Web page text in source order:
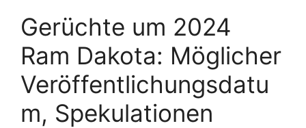
Gerüchte um 2024
Ram Dakota: Möglicher
Veröffentlichungsdatu
m, Spekulationen